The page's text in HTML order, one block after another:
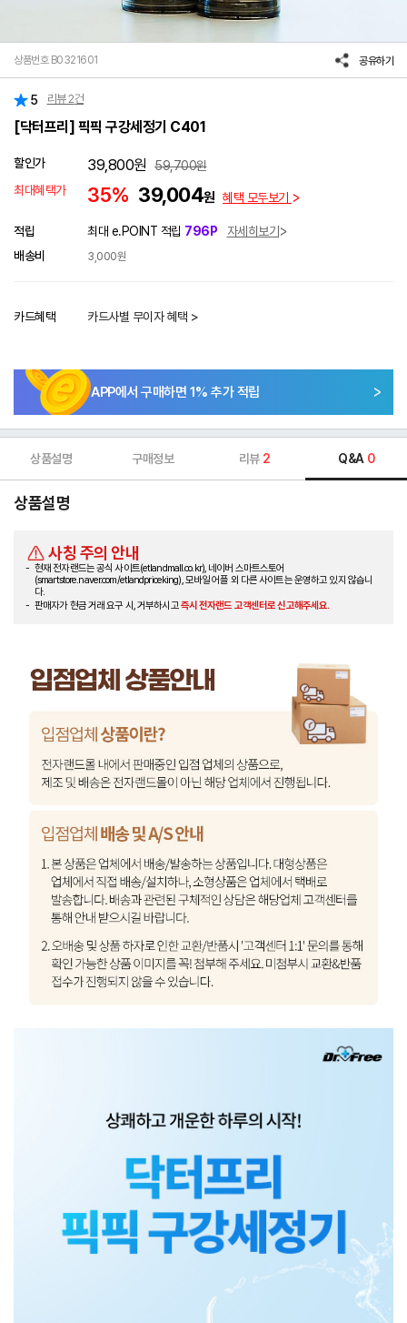
상품번호 B0321601 공유하기
5 리뷰2건
[닥터프리] 픽픽 구강세정기 C401
할인가 39,800원 59,700원
최대혜택가
35% 39,004원 혜택 모두보기
적립 최대 e.POINT 적립 796P
자세히보기
배송비
3,000원
카드혜택 카드사별 무이자 혜택 >
APP에서 구매하면 1% 추가 적립
상품설명 구매정보 리뷰 2 Q&A 0
상품설명
사칭 주의 안내
현재 전자랜드는 공식 사이트(etlandmall.co.kr), 네이버 스마트스토어
(smartstore.naver.com/etlandpriceking), 모바일 어플 외 다른 사이트는 운영하고 있지 않습니
다.
판매자가 현금 거래 요구 시, 거부하시고즉시 전자랜드 고객센터로 신고해주세요.